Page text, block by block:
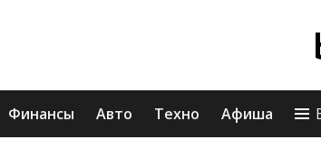
Финансы Авто Техно Афиша